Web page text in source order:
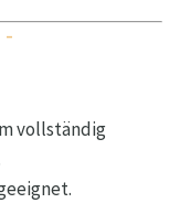
-
vollständig